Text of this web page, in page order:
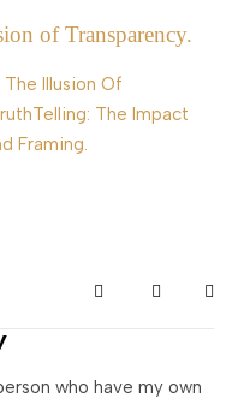
of Transparency.
Illusion Of
The Impact
Framing.
who have my own